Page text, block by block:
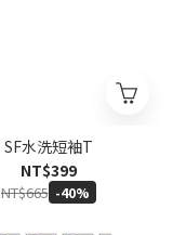
SF水洗短袖T
NT$399
NT$665 -40%